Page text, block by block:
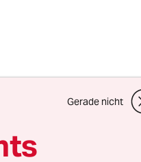
Gerade nicht